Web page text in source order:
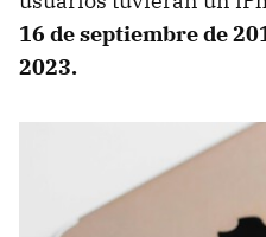
16 de septiembre de
2023.